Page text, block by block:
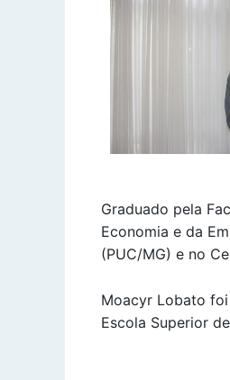
Graduado pela
Economia e da
(PUC/MG) e no
Moacyr Lobato
Escola Superior